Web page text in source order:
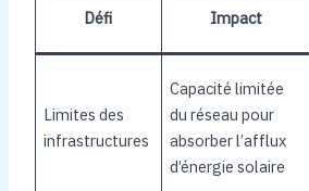
Défi Impact
Limites des
infrastructures
Capacité limitée
du réseau pour
absorber l’afflux
d’énergie solaire